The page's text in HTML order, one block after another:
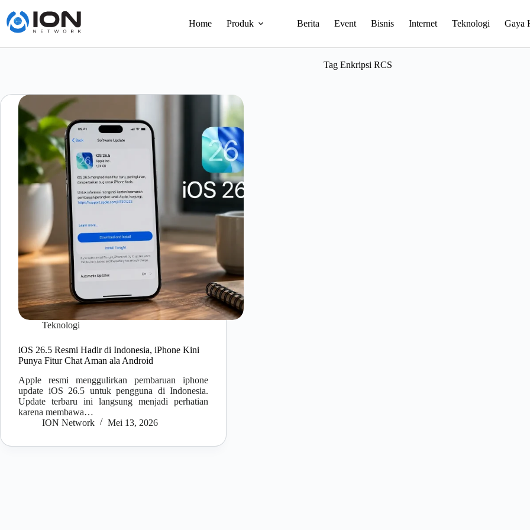
content
Home Produk Berita Event Bisnis Internet Teknologi Gaya
TagEnkripsi RCS
Teknologi
iOS 26.5 Resmi Hadir di Indonesia, iPhone Kini
Punya Fitur Chat Aman ala Android
Apple resmi menggulirkan pembaruan iphone
update iOS 26.5 untuk pengguna di Indonesia.
Update terbaru ini langsung menjadi perhatian
karena membawa…
ION Network
Mei 13, 2026